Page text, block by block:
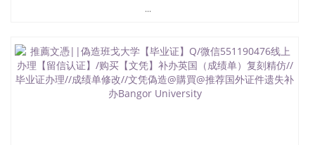
551190476快速代办国外毕业证QQ微信551190476快
速拿到国外文凭QQ微信551190476国外留学文凭认证
QQ微信551190476国外文凭回国认证QQ微信
551190476泰国文凭办理QQ微信551190476法国留学
回国证明QQ微信551190476 国外烫金照片QQ微信
...